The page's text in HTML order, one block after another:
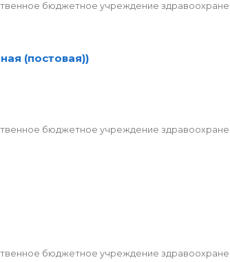
бюджетное учреждение
(постовая))
бюджетное учреждение
бюджетное учреждение